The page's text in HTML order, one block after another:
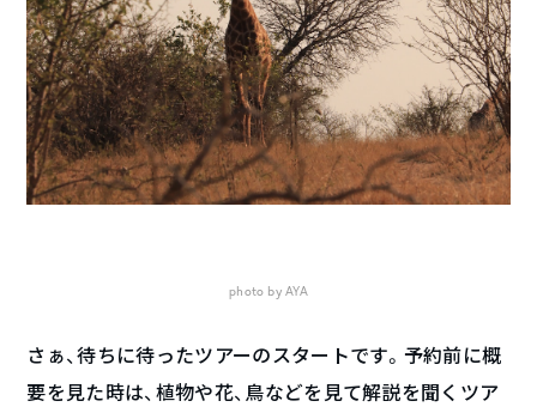
photo by AYA
さぁ、待ちに待ったツアーのスタートです。予約前に概
要を見た時は、植物や花、鳥などを見て解説を聞くツア